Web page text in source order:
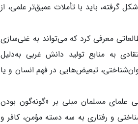
گرفته، باید با تأملات عمیق‌تر علمی، از
معرفی کرد که می‌تواند به غنی‌سازی
به منابع تولید دانش غربی به‌دلیل
تبعیض‌هایی در فهم انسان و یا
علمای مسلمان مبنی بر «گونه‌گون بودن
و رفتاری به سه دسته مؤمن، کافر و